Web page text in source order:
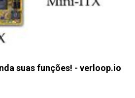
suas funções! - verloop.io